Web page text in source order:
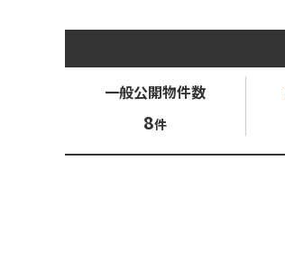
一般公開物件数
8件